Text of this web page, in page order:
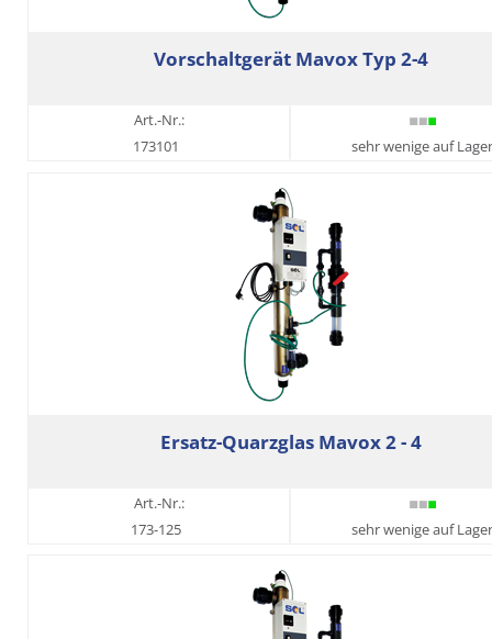
Vorschaltgerät Mavox Typ 2-4
Art.-Nr.:
173101
sehr wenige auf Lager
Ersatz-Quarzglas Mavox 2 - 4
Art.-Nr.:
173-125
sehr wenige auf Lager